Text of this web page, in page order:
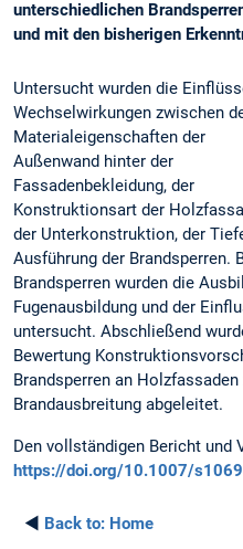
unterschiedlichen
und mit den bisherigen
Untersucht wurden die
Wechselwirkungen zwischen
Materialeigenschaften der
Außenwand hinter der
Fassadenbekleidung, der
Konstruktionsart der
der Unterkonstruktion, der
Ausführung der Brandsperren.
Brandsperren wurden die
Fugenausbildung und der
untersucht. Abschließend
Bewertung
Brandsperren an
Brandausbreitung abgeleitet.
Den vollständigen Bericht und
https://doi.org/10.1007/
◄ Back to: Home